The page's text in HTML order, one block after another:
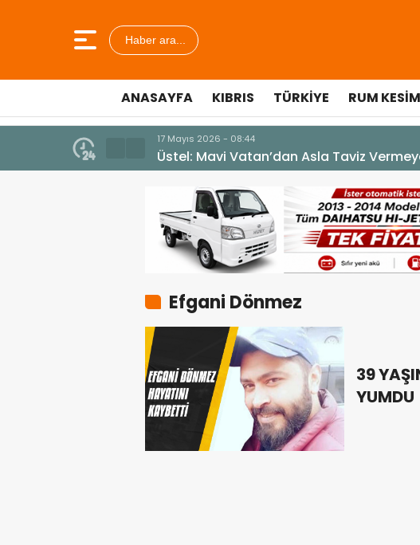
Haber ara...
ANASAYFA KIBRIS TÜRKIYE RUM
17 Mayıs 2026 - 08:44
Üstel: Mavi Vatan’dan Asla Taviz
Efgani Dönmez
39
YUMDU